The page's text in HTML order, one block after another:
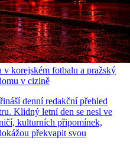
korejském fotbalu a pražský
v cizině
denní redakční přehled
Klidný letní den se nesl ve
kulturních připomínek,
překvapit svou